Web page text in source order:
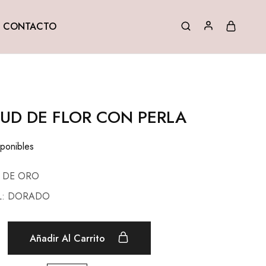
CONTACTO
DE FLOR CON PERLA
ORO
DORADO
Añadir Al Carrito